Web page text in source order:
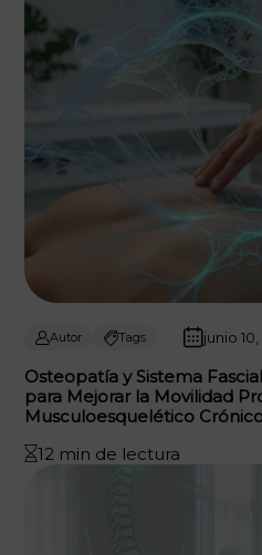
Autor Tags junio
Osteopatía y Sistema
para Mejorar la Movilidad
Musculoesquelético
12 min de lectura